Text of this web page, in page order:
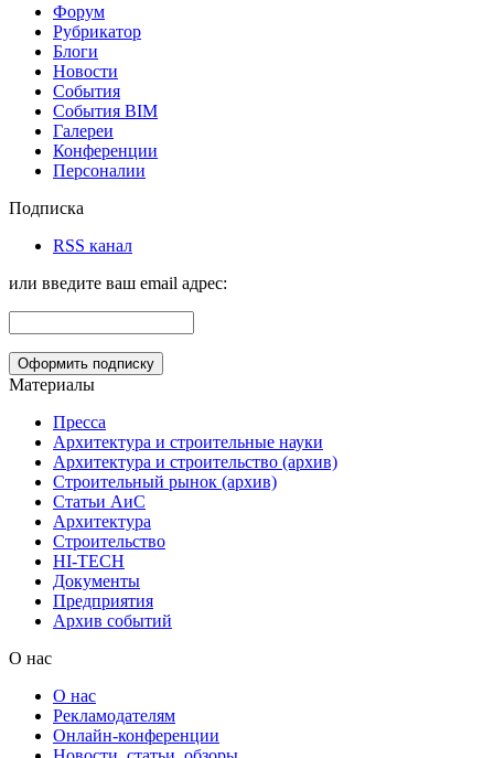
Форум
Рубрикатор
Блоги
Новости
События
События BIM
Галереи
Конференции
Персоналии
Подписка
RSS канал
или введите ваш email адрес:
Материалы
Пресса
Архитектура и строительные науки
Архитектура и строительство (архив)
Строительный рынок (архив)
Статьи АиС
Архитектура
Строительство
HI-TECH
Документы
Предприятия
Архив событий
О нас
О нас
Рекламодателям
Онлайн-конференции